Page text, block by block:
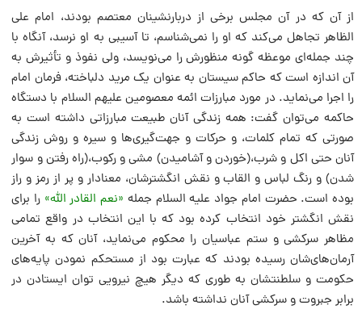
از آن که در آن مجلس برخى از دربارنشینان معتصم بودند، امام على
الظاهر تجاهل مى‌کند که او را نمى‌شناسم، تا آسیبى به او نرسد، آنگاه با
چند جمله‌اى موعظه گونه منظورش را مى‌نویسد، ولى نفوذ و تأثیرش به
آن اندازه است که حاکم سیستان به عنوان یک مرید دلباخته، فرمان امام
را اجرا مى‌نماید. در مورد مبارزات ائمه معصومین علیهم السلام با دستگاه
حاکمه مى‌توان گفت: همه زندگى آنان طبیعت مبارزاتى داشته است به
صورتى که تمام کلمات، و حرکات و جهت‌گیرى‌ها و سیره و روش زندگى
آنان حتى اکل و شرب،(خوردن و آشامیدن) مشى و رکوب،(راه رفتن و سوار
شدن) و رنگ لباس و القاب و نقش انگشترشان، معنادار و پر از رمز و راز
بوده است. حضرت امام جواد علیه السلام جمله «نعم القادر الله» را براى
نقش انگشتر خود انتخاب کرده بود که با این انتخاب در واقع تمامى
مظاهر سرکشى و ستم عباسیان را محکوم مى‌نماید، آنان که به آخرین
آرمان‌هاى‌شان رسیده بودند که عبارت بود از مستحکم نمودن پایه‌هاى
حکومت و سلطنتشان به طورى که دیگر هیچ نیرویى توان ایستادن در
برابر جبروت و سرکشى آنان نداشته باشد.